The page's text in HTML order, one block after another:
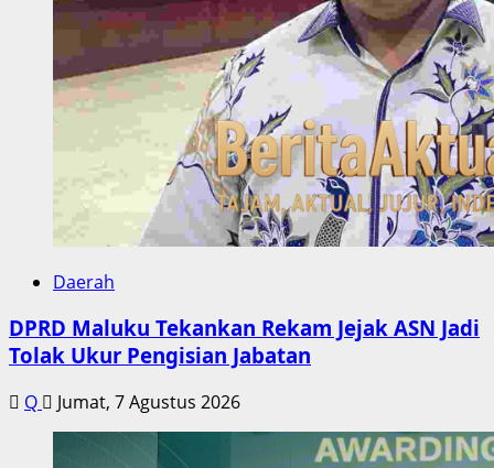
Daerah
DPRD Maluku Tekankan Rekam Jejak ASN Jadi
Tolak Ukur Pengisian Jabatan
Q Jumat, 7 Agustus 2026